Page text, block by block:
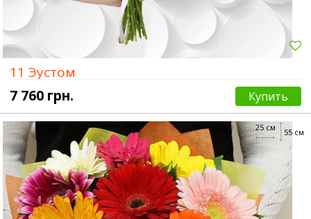
11 Эустом
7 760 грн.
Купить
55 см
25 см